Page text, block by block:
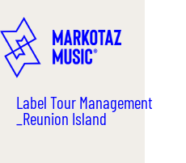
Label Tour Management
_Reunion Island